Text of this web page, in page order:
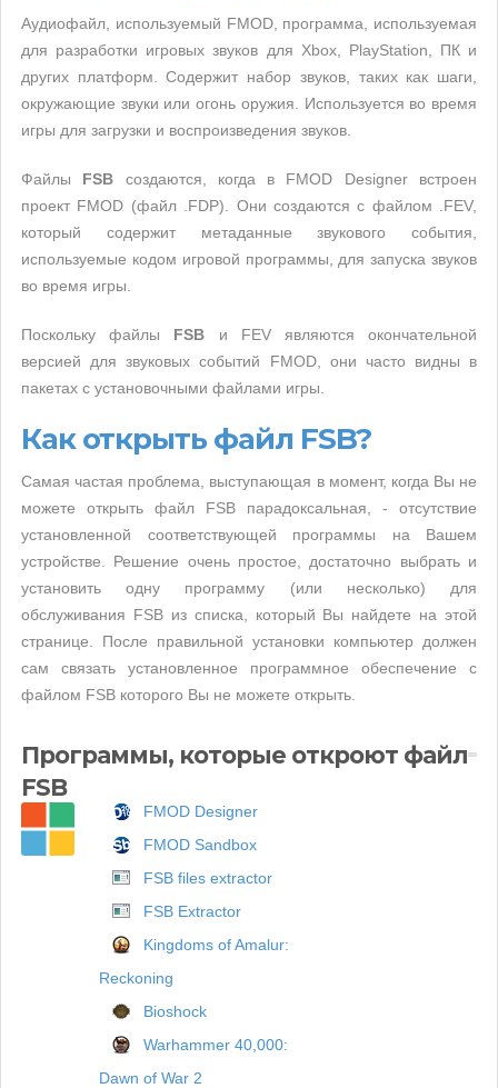
Аудиофайл, используемый FMOD, программа, используемая
для разработки игровых звуков для Xbox, PlayStation, ПК и
других платформ. Содержит набор звуков, таких как шаги,
окружающие звуки или огонь оружия. Используется во время
игры для загрузки и воспроизведения звуков.
Файлы FSB создаются, когда в FMOD Designer встроен
проект FMOD (файл .FDP). Они создаются с файлом .FEV,
который содержит метаданные звукового события,
используемые кодом игровой программы, для запуска звуков
во время игры.
Поскольку файлы FSB и FEV являются окончательной
версией для звуковых событий FMOD, они часто видны в
пакетах с установочными файлами игры.
Как открыть файл FSB?
Самая частая проблема, выступающая в момент, когда Вы не
можете открыть файл FSB парадоксальная, - отсутствие
установленной соответствующей программы на Вашем
устройстве. Решение очень простое, достаточно выбрать и
установить одну программу (или несколько) для
обслуживания FSB из списка, который Вы найдете на этой
странице. После правильной установки компьютер должен
сам связать установленное программное обеспечение с
файлом FSB которого Вы не можете открыть.
Программы, которые откроют файл
FSB
FMOD Designer
FMOD Sandbox
FSB files extractor
FSB Extractor
Kingdoms of Amalur:
Reckoning
Bioshock
Warhammer 40,000:
Dawn of War 2